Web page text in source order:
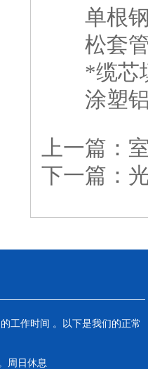
单根钢
松套管
*缆芯
涂塑铝
上一篇：
下一篇：
工作时间 。以下是我们的正常
周日休息